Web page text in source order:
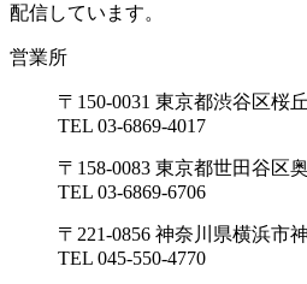
配信しています。
営業所
〒150-0031 東京都渋谷区桜
TEL 03-6869-4017
〒158-0083 東京都世田谷区
TEL 03-6869-6706
〒221-0856 神奈川県横浜市
TEL 045-550-4770